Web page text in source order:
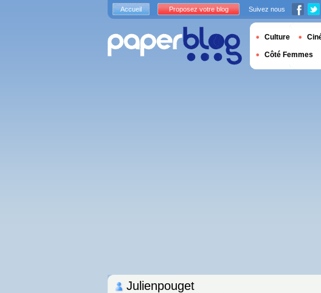
Julienpouget
Accueil Proposez votre blog Suivez nous
Culture
Côté Femmes